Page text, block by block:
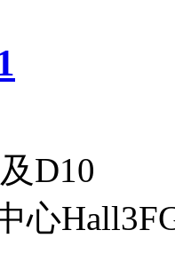
D10
心